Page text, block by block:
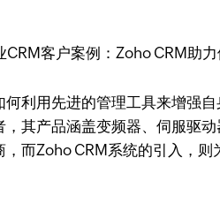
利用先进的管理工具来增强
其产品涵盖变频器、伺服驱
而Zoho CRM系统的引入，则